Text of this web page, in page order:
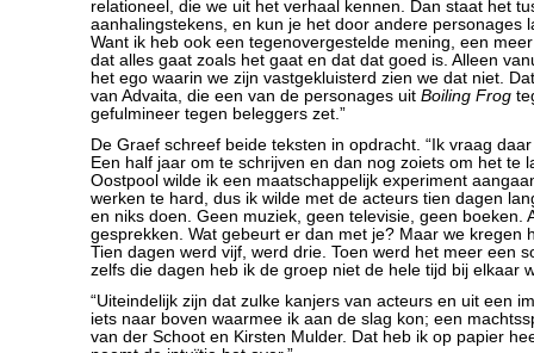
relationeel, die we uit het verhaal kennen. Dan staat het
aanhalingstekens, en kun je het door andere personages
Want ik heb ook een tegenovergestelde mening, een
dat alles gaat zoals het gaat en dat dat goed is. Alleen
het ego waarin we zijn vastgekluisterd zien we dat niet.
van Advaita, die een van de personages uit Boiling Frog
gefulmineer tegen beleggers zet.”
De Graef schreef beide teksten in opdracht. “Ik vraag
Een half jaar om te schrijven en dan nog zoiets om het te
Oostpool wilde ik een maatschappelijk experiment
werken te hard, dus ik wilde met de acteurs tien dagen
en niks doen. Geen muziek, geen televisie, geen boeken.
gesprekken. Wat gebeurt er dan met je? Maar we kregen
Tien dagen werd vijf, werd drie. Toen werd het meer een
zelfs die dagen heb ik de groep niet de hele tijd bij elkaar
“Uiteindelijk zijn dat zulke kanjers van acteurs en uit een
iets naar boven waarmee ik aan de slag kon; een
van der Schoot en Kirsten Mulder. Dat heb ik op papier